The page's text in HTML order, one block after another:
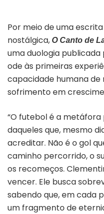
Por meio de uma
nostálgica, O Canto de
uma duologia publicada
ode às primeiras
capacidade humana
sofrimento em
“O futebol é a
daqueles que, mesmo
acreditar. Não é o gol
caminho percorrido, o
os recomeços.
vencer. Ele busca
sabendo que, em cada
um fragmento de